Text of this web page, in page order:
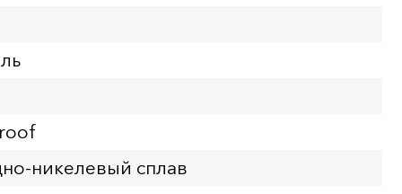
никелевый сплав